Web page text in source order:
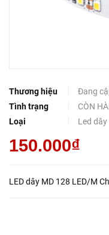
Thương hiệu
Đang
Tình trạng
CÒN
Loại
Led dây
150.000₫
LED dây MD 128 LED/M